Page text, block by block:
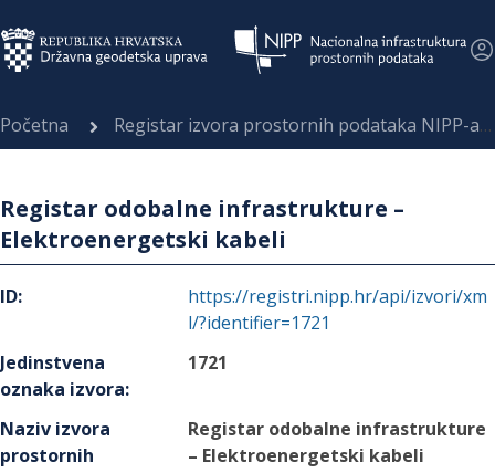
Početna Registar izvora prostornih podataka NIPP-a
Registar odobalne infrastrukture –
Elektroenergetski kabeli
ID:
https://registri.nipp.hr/api/izvori/xm
l/?identifier=1721
Jedinstvena
oznaka izvora:
1721
Naziv izvora
prostornih
Registar odobalne infrastrukture
– Elektroenergetski kabeli